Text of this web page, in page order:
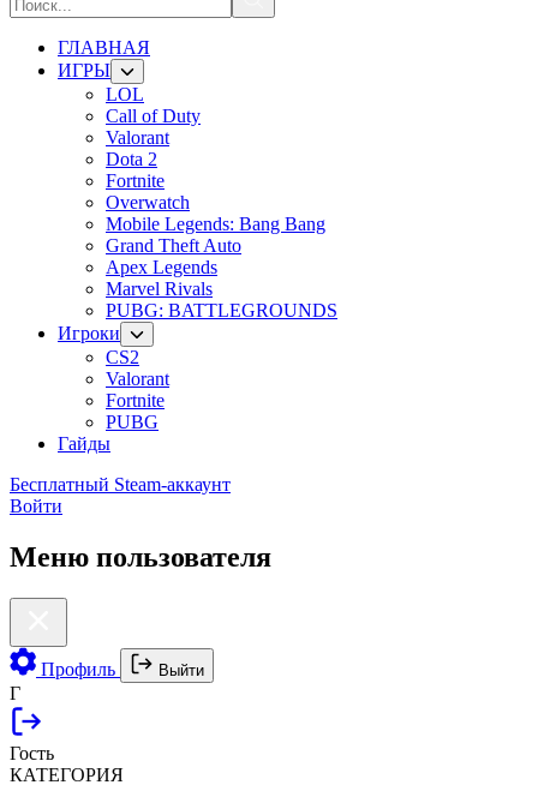
ГЛАВНАЯ
ИГРЫ
LOL
Call of Duty
Valorant
Dota 2
Fortnite
Overwatch
Mobile Legends: Bang Bang
Grand Theft Auto
Apex Legends
Marvel Rivals
PUBG: BATTLEGROUNDS
Игроки
CS2
Valorant
Fortnite
PUBG
Гайды
Бесплатный Steam-аккаунт
Войти
Меню пользователя
Профиль Выйти
Г
Гость
КАТЕГОРИЯ